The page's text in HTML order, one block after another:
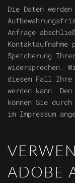
Die Daten
Anfrage
Speicherung
widersprechen.
diesem Fall
werden kann.
können Sie
im Impressum
ADOBE